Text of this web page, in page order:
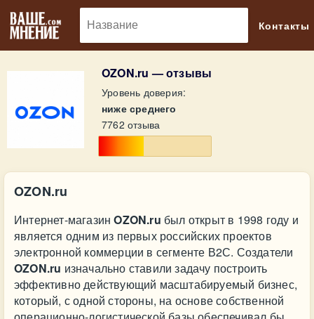
Контакты
OZON.ru — отзывы
Уровень доверия:
ниже среднего
7762 отзыва
OZON.ru
Интернет-магазинOZON.ru был открыт в 1998 году и
является одним из первых российских проектов
электронной коммерции в сегменте В2С. Создатели
OZON.ru изначально ставили задачу построить
эффективно действующий масштабируемый бизнес,
который, с одной стороны, на основе собственной